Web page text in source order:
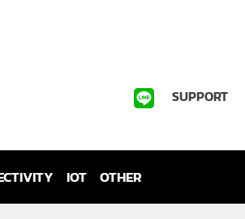
SUPPORT
IOT OTHER